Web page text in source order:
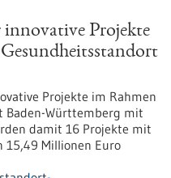
Projekte
Projekte im Rahmen
Baden-Württemberg mit
damit 16 Projekte mit
15,49 Millionen Euro